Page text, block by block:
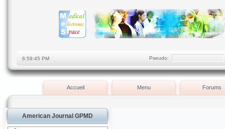
Pseudo:
Accueil Menu Forums
American Journal GPMD